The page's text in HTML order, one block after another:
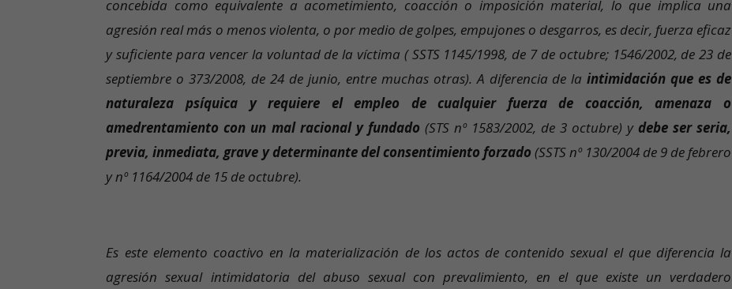
concebida como equivalente a acometimiento, coacción o imposición material, lo que implica una
agresión real más o menos violenta, o por medio de golpes, empujones o desgarros, es decir, fuerza eficaz
y suficiente para vencer la voluntad de la víctima ( SSTS 1145/1998, de 7 de octubre; 1546/2002, de 23 de
septiembre o 373/2008, de 24 de junio, entre muchas otras). A diferencia de laintimidación que es de
naturaleza psíquica y requiere el empleo de cualquier fuerza de coacción, amenaza o
amedrentamiento con un mal racional y fundado (STS nº 1583/2002, de 3 octubre) y debe ser seria,
previa, inmediata, grave y determinante del consentimiento forzado (SSTS nº 130/2004 de 9 de febrero
y nº 1164/2004 de 15 de octubre).
Es este elemento coactivo en la materialización de los actos de contenido sexual el que diferencia la
agresión sexual intimidatoria del abuso sexual con prevalimiento, en el que existe un verdadero